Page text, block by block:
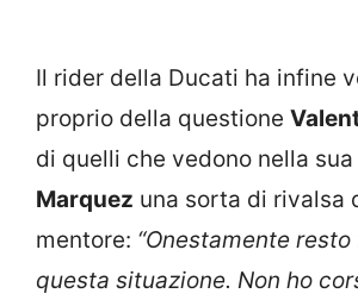
Il rider della Ducati ha infine
proprio della questione
di quelli che vedono nella
Marquez una sorta di rivalsa
mentore: “Onestamente
questa situazione. Non ho